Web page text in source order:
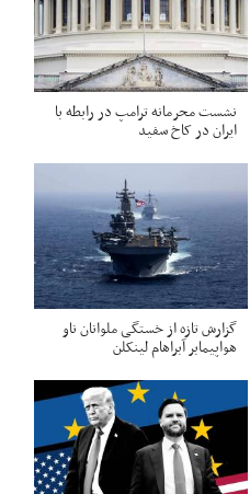
نشست محرمانه ترامپ در رابطه با
ایران در کاخ سفید
گزارش تازه از خستگی ملوانان ناو
هواپیمابر آبراهام لینکلن